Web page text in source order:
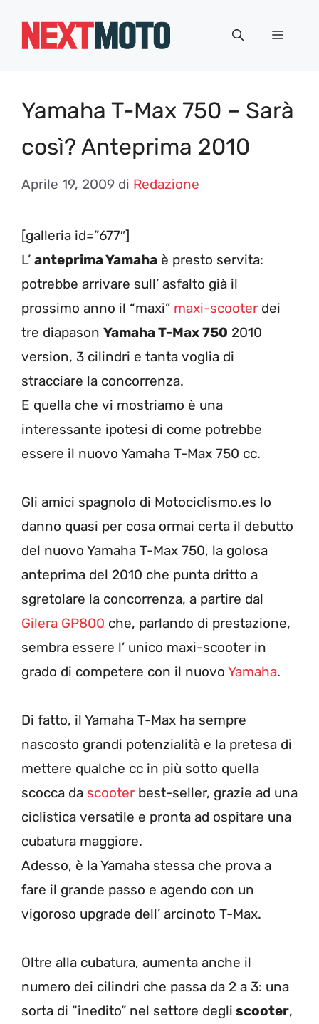
Menu
Yamaha T-Max 750 – Sarà
così? Anteprima 2010
Aprile 19, 2009 di Redazione
[galleria id=”677″]
L’ anteprima Yamaha è presto servita:
potrebbe arrivare sull’ asfalto già il
prossimo anno il “maxi” maxi-scooter dei
tre diapason Yamaha T-Max 750 2010
version, 3 cilindri e tanta voglia di
stracciare la concorrenza.
E quella che vi mostriamo è una
interessante ipotesi di come potrebbe
essere il nuovo Yamaha T-Max 750 cc.
Gli amici spagnolo di Motociclismo.es lo
danno quasi per cosa ormai certa il debutto
del nuovo Yamaha T-Max 750, la golosa
anteprima del 2010 che punta dritto a
sgretolare la concorrenza, a partire dal
Gilera GP800 che, parlando di prestazione,
sembra essere l’ unico maxi-scooter in
grado di competere con il nuovo Yamaha.
Di fatto, il Yamaha T-Max ha sempre
nascosto grandi potenzialità e la pretesa di
mettere qualche cc in più sotto quella
scocca da scooter best-seller, grazie ad una
ciclistica versatile e pronta ad ospitare una
cubatura maggiore.
Adesso, è la Yamaha stessa che prova a
fare il grande passo e agendo con un
vigoroso upgrade dell’ arcinoto T-Max.
Oltre alla cubatura, aumenta anche il
numero dei cilindri che passa da 2 a 3: una
sorta di “inedito” nel settore degli scooter,